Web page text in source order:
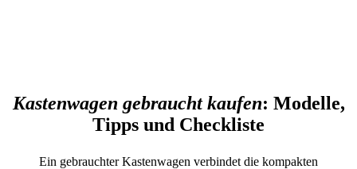
Kastenwagen gebraucht kaufen: Modelle,
Tipps und Checkliste
Ein gebrauchter Kastenwagen verbindet die kompakten